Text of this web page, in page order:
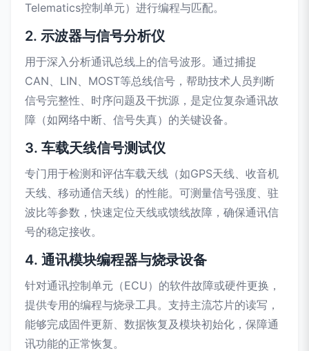
Telematics控制单元）进行编程与匹配。
2. 示波器与信号分析仪
用于深入分析通讯总线上的信号波形。通过捕捉
CAN、LIN、MOST等总线信号，帮助技术人员判断
信号完整性、时序问题及干扰源，是定位复杂通讯故
障（如网络中断、信号失真）的关键设备。
3. 车载天线信号测试仪
专门用于检测和评估车载天线（如GPS天线、收音机
天线、移动通信天线）的性能。可测量信号强度、驻
波比等参数，快速定位天线或馈线故障，确保通讯信
号的稳定接收。
4. 通讯模块编程器与烧录设备
针对通讯控制单元（ECU）的软件故障或硬件更换，
提供专用的编程与烧录工具。支持主流芯片的读写，
能够完成固件更新、数据恢复及模块初始化，保障通
讯功能的正常恢复。